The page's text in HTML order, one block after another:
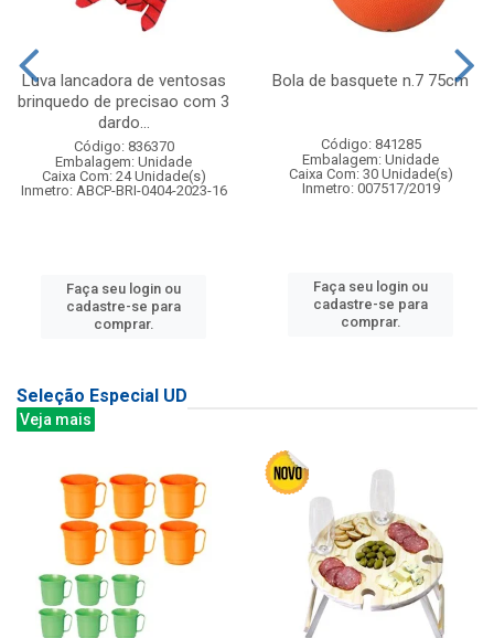
Luva lancadora de ventosas
brinquedo de precisao com 3
dardo...
Código: 836370
Embalagem: Unidade
Caixa Com: 24 Unidade(s)
Inmetro: ABCP-BRI-0404-2023-16
Faça seu login ou
cadastre-se para
comprar.
Bola de basquete n.7 75cm
Código: 841285
Embalagem: Unidade
Caixa Com: 30 Unidade(s)
Inmetro: 007517/2019
Faça seu login ou
cadastre-se para
comprar.
Seleção Especial UD
Veja mais